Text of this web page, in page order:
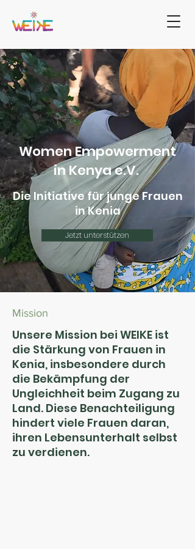
Women Empowerment
in Kenya e.V.
Die Initiative für junge Frauen
in Kenia
Jetzt unterstützen
Mission
Unsere Mission bei WEIKE ist
die Stärkung von Frauen in
Kenia, insbesondere durch
die Bekämpfung der
Ungleichheit beim Zugang zu
Land. Diese Benachteiligung
hindert viele Frauen daran,
ihren Lebensunterhalt selbst
zu verdienen.